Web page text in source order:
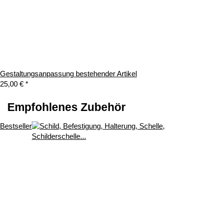
Gestaltungsanpassung bestehender Artikel
25,00 € *
Empfohlenes Zubehör
Bestseller